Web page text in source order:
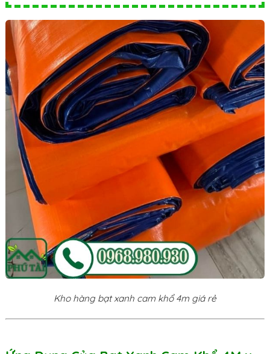
Kho hàng bạt xanh cam khổ 4m giá rẻ